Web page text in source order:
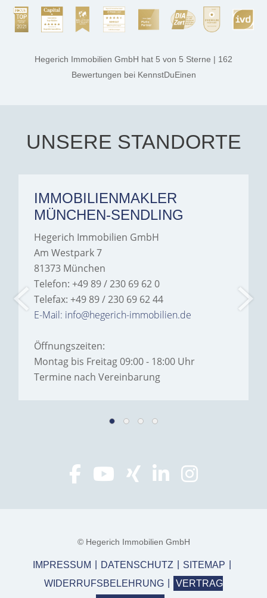
stands out far above the
rest. They made the entire
process smooth,
thanks, and a huge part of
the credit goes to Amelie
Jamrowâ€”she was
exceptionally professional,
Hegerich Immobilien to
anyone looking for a home.
Hegerich Immobilien GmbH hat 5 von 5 Sterne | 162
Bewertungen bei KennstDuEinen
UNSERE STANDORTE
IMMOBILIENMAKLER
MÜNCHEN-SENDLING
Hegerich Immobilien GmbH
Am Westpark 7
81373 München
Telefon: +49 89 / 230 69 62 0
Telefax: +49 89 / 230 69 62 44
E-Mail: info@hegerich-immobilien.de
Öffnungszeiten:
Montag bis Freitag 09:00 - 18:00 Uhr
Termine nach Vereinbarung
© Hegerich Immobilien GmbH
IMPRESSUM DATENSCHUTZ
SITEMAP
WIDERRUFSBELEHRUNG
VERTRAG